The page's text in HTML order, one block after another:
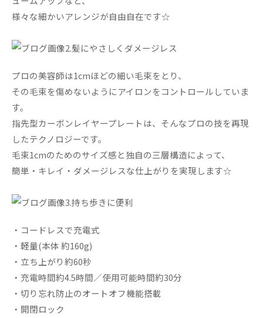
様々な細かいアレンジが自由自在です☆
2.髪にやさしくダメージレス
プロの美容師は1cmほどの細い毛束をとり、
その毛束を傷めないようにアイロンをコントロールしていま
す。
指先型カーボンレイヤープレートは、そんなプロの技を再現
したテクノロジーです。
毛束1cmのためのサイズ感と独自の三層構造によって、
簡単・キレイ・ダメージレスな仕上がりを実現します☆
3.持ち歩きに便利
・コードレスで充電式
・軽量(本体 約160g)
・立ち上がり約60秒
・充電時間約4.5時間／使用可能時間約30分
・切り忘れ防止のオートオフ機能搭載
・開閉ロック